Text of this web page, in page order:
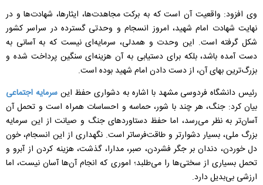
وی افزود: واقعیت آن است که به برکت مجاهدت‌ها، ایثارها، شهادت‌ها و در
نهایت شهادت امام شهید، امروز انسجام و وحدتی گسترده در سراسر کشور
شکل گرفته است. این وحدت و همدلی، سرمایه‌ای نیست که به آسانی به
دست آمده باشد، بلکه برای دستیابی به آن هزینه‌ای سنگین پرداخت شده و
بزرگ‌ترین بهای آن، از دست دادن امام شهید بوده است.
رئیس دانشگاه فردوسی مشهد با اشاره به دشواری حفظ اینسرمایه اجتماعی
بیان کرد: جنگ، هر چند با شور، حماسه و احساسات همراه است و تحمل آن
آسان‌تر به نظر می‌رسد، اما حفظ دستاوردهای جنگ و صیانت از این سرمایه
بزرگ ملی، بسیار دشوارتر و طاقت‌فرساتر است. نگهداری از این انسجام، خون
دل خوردن، دندان بر جگر فشردن، صبر، مدارا، گذشت، هزینه کردن از آبرو و
تحمل بسیاری از سختی‌ها را می‌طلبد؛ اموری که انجام آن‌ها آسان نیست، اما
ارزشی بی‌بدیل دارد.